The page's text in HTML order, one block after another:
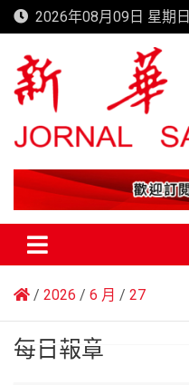
Skip
to
content
2026年08月09日 星期日
新華澳報
2026 6 月 27
每日報章